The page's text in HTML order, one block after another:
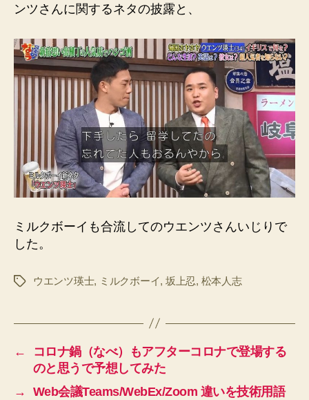
ンツさんに関するネタの披露と、
ミルクボーイも合流してのウエンツさんいじりで
した。
タ
ウエンツ瑛士, ミルクボーイ, 坂上忍, 松本人志
←
コロナ鍋（なべ）もアフターコロナで登場する
のと思うで予想してみた
→
Web会議Teams/WebEx/Zoom 違いを技術用語